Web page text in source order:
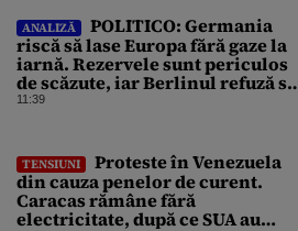
ANALIZĂ
POLITICO: Germania
riscă să lase Europa fără gaze la
iarnă. Rezervele sunt periculos
de scăzute, iar Berlinul refuză să
intervină
11:39
TENSIUNI
Proteste în Venezuela
din cauza penelor de curent.
Caracas rămâne fără
electricitate, după ce SUA au